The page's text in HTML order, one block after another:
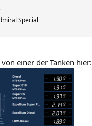
Special
einer der Tanken hier: